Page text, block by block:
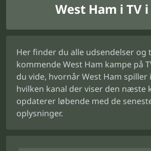
West Ham i TV
Her finder du alle udsendelser
kommende West Ham kampe på
du vide, hvornår West Ham spiller
hvilken kanal der viser den næste
opdaterer løbende med de
oplysninger.